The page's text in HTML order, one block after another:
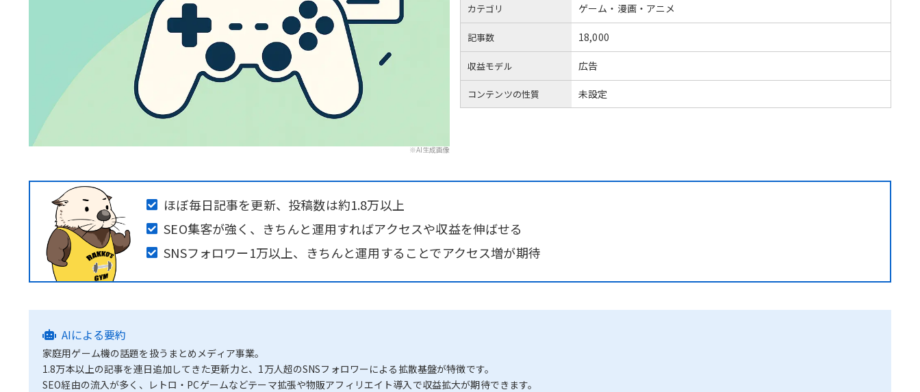
※AI生成画像
カテゴリ ゲーム・漫画・アニメ
記事数 18,000
収益モデル 広告
コンテンツの性質 未設定
ほぼ毎日記事を更新、投稿数は約1.8万以上
SEO集客が強く、きちんと運用すればアクセスや収益を伸ばせる
SNSフォロワー1万以上、きちんと運用することでアクセス増が期待
AIによる要約
家庭用ゲーム機の話題を扱うまとめメディア事業。
1.8万本以上の記事を連日追加してきた更新力と、1万人超のSNSフォロワーによる拡散基盤が特徴です。
SEO経由の流入が多く、レトロ・PCゲームなどテーマ拡張や物販アフィリエイト導入で収益拡大が期待できます。